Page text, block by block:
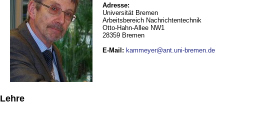
Adresse:
Universität Bremen
Arbeitsbereich Nachrichtentechnik
Otto-Hahn-Allee NW1
28359 Bremen
E-Mail : kammeyer@ant.uni-bremen.de
Lehre